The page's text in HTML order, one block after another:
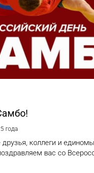
года
коллеги и
вас со